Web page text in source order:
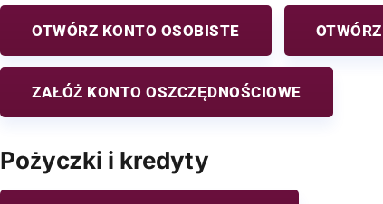
OTWÓRZ KONTO OSOBISTE
ZAŁÓŻ KONTO OSZCZĘDNOŚCIOWE
Pożyczki i kredyty